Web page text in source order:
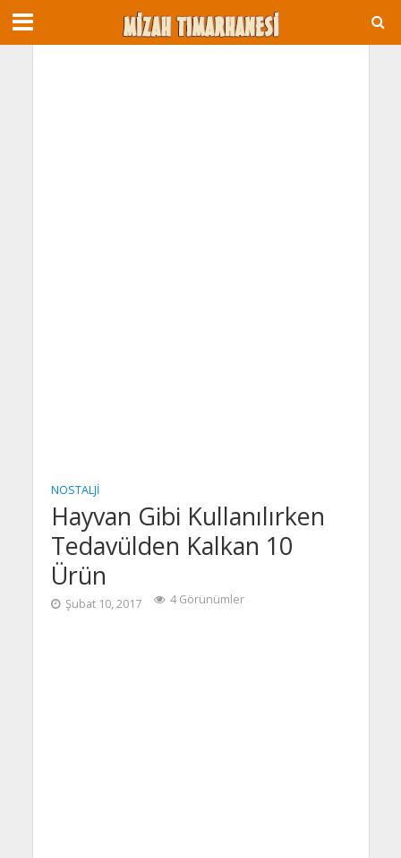
NOSTALJI
Hayvan Gibi Kullanılırken
Tedavülden Kalkan 10
Ürün
Şubat 10, 2017 4 Görünümler